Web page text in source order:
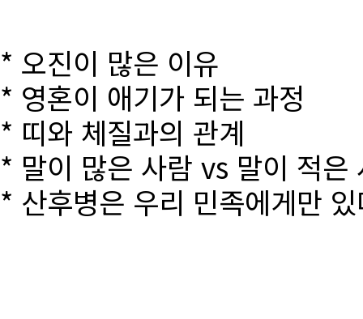
* 오진이 많은 이유
* 영혼이 애기가 되는 과정
* 띠와 체질과의 관계
* 말이 많은 사람 vs 말이 적은
* 산후병은 우리 민족에게만